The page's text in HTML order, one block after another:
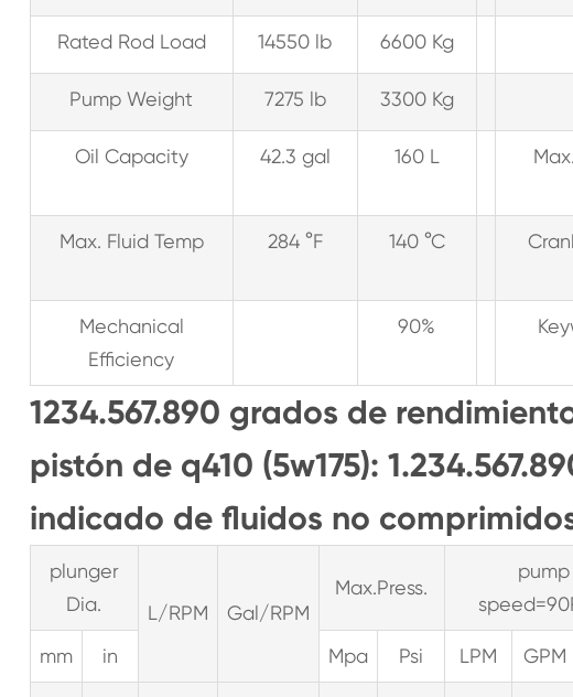
Rated Rod Load 14550 lb 6600 Kg
Pump Weight 7275 lb 3300 Kg
Oil Capacity 42.3 gal 160 L
Max. Fluid Temp 284 °F 140 °C
Mechanical
Efficiency
90%
1234.567.890 grados de
pistón de q410 (5w175):
indicado de fluidos no
plunger
Dia.
L/RPM Gal/RPM
Max.Press.
pump
mm in Mpa Psi LPM GPM